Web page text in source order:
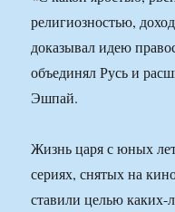
религиозностью,
доказывал идею
объединял Русь и
Эшпай.
Жизнь царя с юных
сериях, снятых на
ставили целью